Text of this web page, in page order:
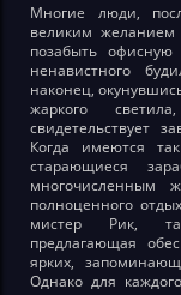
Многие люди,
великим желанием
позабыть
ненавистного
наконец,
жаркого
свидетельствует
Когда имеются
старающиеся
многочисленным
полноценного
мистер Рик,
предлагающая
ярких,
Однако для